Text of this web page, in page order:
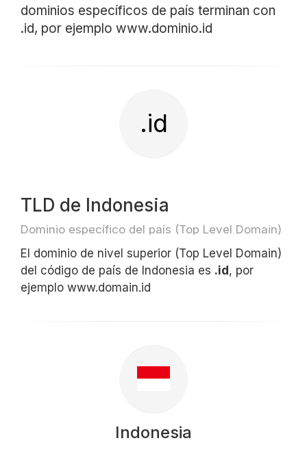
dominios específicos de país terminan con
.id, por ejemplo www.dominio.id
.id
TLD de Indonesia
Dominio específico del país (Top Level Domain)
El dominio de nivel superior (Top Level Domain)
del código de país de Indonesia es .id , por
ejemplo www.domain.id
Indonesia